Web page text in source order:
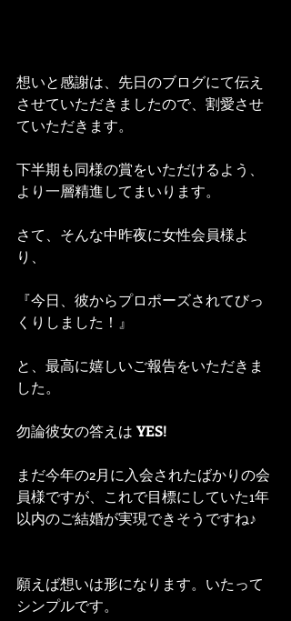
想いと感謝は、先日のブログにて伝え
させていただきましたので、割愛させ
ていただきます。
下半期も同様の賞をいただけるよう、
より一層精進してまいります。
さて、そんな中昨夜に女性会員様よ
り、
『今日、彼からプロポーズされてびっ
くりしました！』
と、最高に嬉しいご報告をいただきま
した。
勿論彼女の答えは YES!
まだ今年の2月に入会されたばかりの会
員様ですが、これで目標にしていた1年
以内のご結婚が実現できそうですね♪
願えば想いは形になります。いたって
シンプルです。